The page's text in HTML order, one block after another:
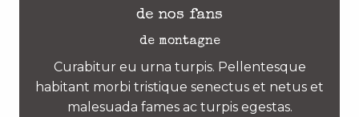
de nos fans
de montagne
Curabitur eu urna turpis. Pellentesque
habitant morbi tristique senectus et netus et
malesuada fames ac turpis egestas.